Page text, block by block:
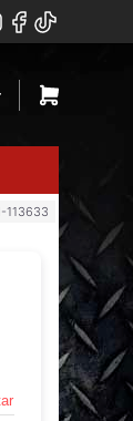
113633